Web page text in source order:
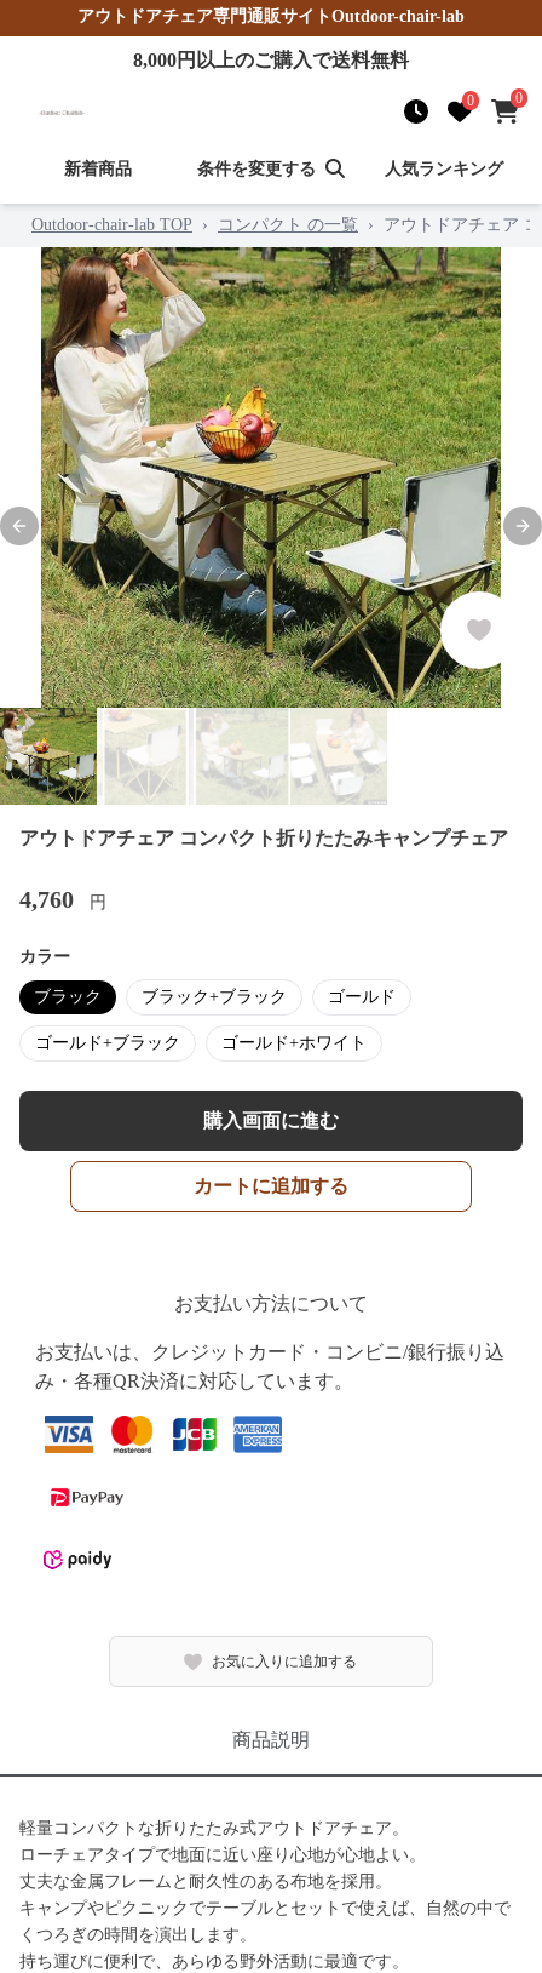
アウトドアチェア専門通販サイトOutdoor-chair-lab
8,000円以上のご購入で送料無料
0 0
新着商品 条件を変更する 人気ランキング
Outdoor-chair-lab TOP › コンパクト の一覧 › アウトドアチェア
Previous slide
アウトドアチェア コンパクト折りたたみキャンプチェア
4,760 円
カラー
ブラック ブラック+ブラック ゴールド
ゴールド+ブラック ゴールド+ホワイト
購入画面に進む
カートに追加する
お支払い方法について
お支払いは、クレジットカード・コンビニ/銀行振り込
み・各種QR決済に対応しています。
お気に入りに追加する
商品説明
軽量コンパクトな折りたたみ式アウトドアチェア。
ローチェアタイプで地面に近い座り心地が心地よい。
丈夫な金属フレームと耐久性のある布地を採用。
キャンプやピクニックでテーブルとセットで使えば、自然の中で
くつろぎの時間を演出します。
持ち運びに便利で、あらゆる野外活動に最適です。